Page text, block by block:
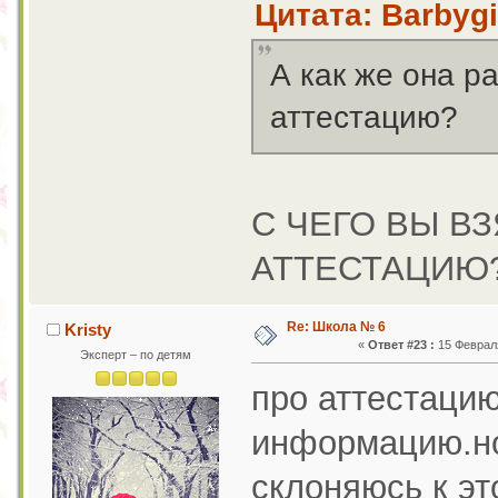
Цитата:
А как же она
аттестацию?
С ЧЕГО ВЫ
Kristy
Эксперт – по детям
Re: Школа № 6
«Ответ #23 : 15
про
склоняюсь к